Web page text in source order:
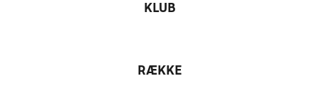
KLUB
RÆKKE